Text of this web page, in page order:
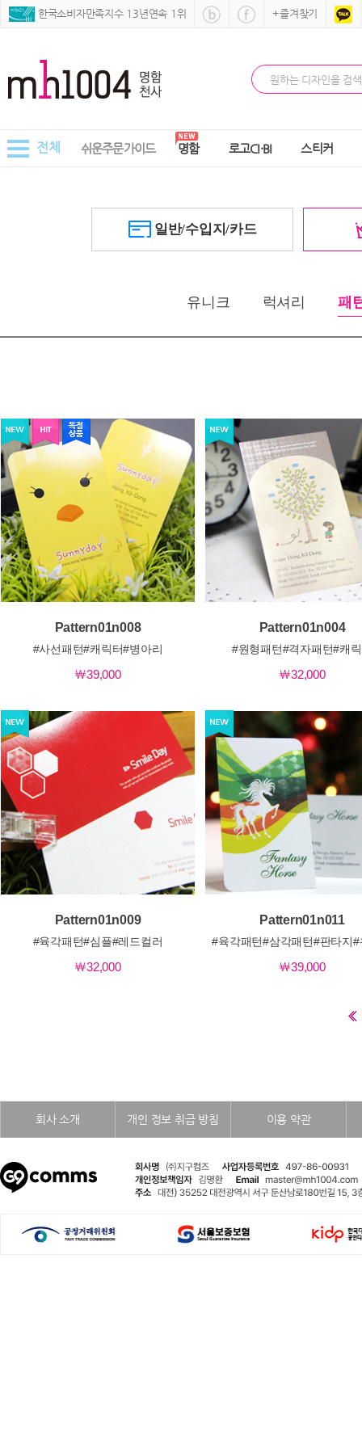
한국소비자만족지수 13년연속 1위 +즐겨찾기
전체 쉬운주문가이드 명함 로고CI·BI 스티커
일반/수입지/카드
유니크 럭셔리 패
상세보기
Pattern01n008
#사선패턴#캐릭터#병아리
￦39,000
상세보기
Pattern01n004
#원형패턴#격자패턴#캐
￦32,000
Pattern01n009
#육각패턴#심플#레드컬러
￦32,000
상세보기
Pattern01n011
#육각패턴#삼각패턴#판타지#
￦39,000
회사 소개 개인 정보 취급 방침 이용 약관